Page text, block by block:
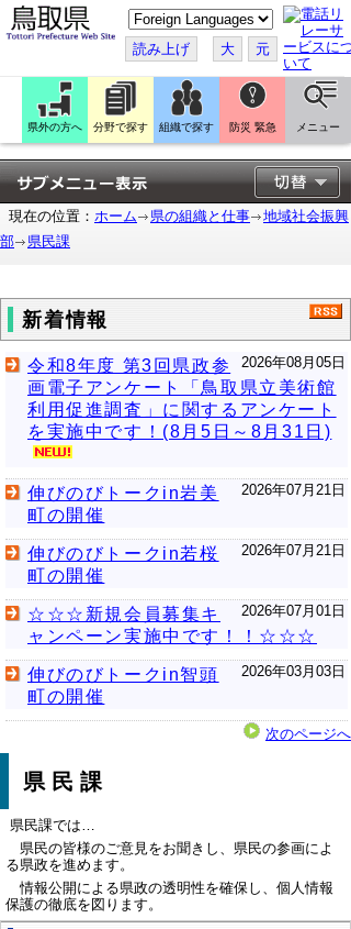
こ
の
ペ
ー
ジ
翻
訳
す
る
読み上げ 大 元
県外の方へ 分野で探す 組織で探す 防災 緊急 メニュー
現在の位置： ホーム 県の組織と仕事
地域社会振興
部
県民課
新着情報
2026年08月05日
令和8年度 第3回県政参
画電子アンケート「鳥取県立美術館
利用促進調査」に関するアンケート
を実施中です！(8月5日～8月31日)
2026年07月21日
伸びのびトークin岩美
町の開催
2026年07月21日
伸びのびトークin若桜
町の開催
2026年07月01日
☆☆☆新規会員募集キ
ャンペーン実施中です！！☆☆☆
2026年03月03日
伸びのびトークin智頭
町の開催
次のページへ
県民課
県民課では…
県民の皆様のご意見をお聞きし、県民の参画によ
る県政を進めます。
情報公開による県政の透明性を確保し、個人情報
保護の徹底を図ります。